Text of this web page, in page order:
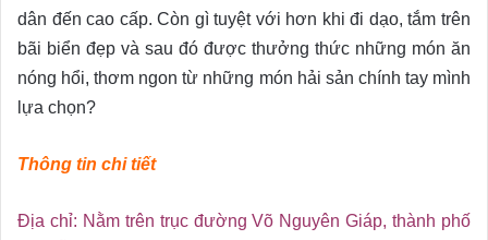
dân đến cao cấp. Còn gì tuyệt với hơn khi đi dạo, tắm trên
bãi biển đẹp và sau đó được thưởng thức những món ăn
nóng hổi, thơm ngon từ những món hải sản chính tay mình
lựa chọn?
Thông tin chi tiết
Địa chỉ: Nằm trên trục đường Võ Nguyên Giáp, thành phố